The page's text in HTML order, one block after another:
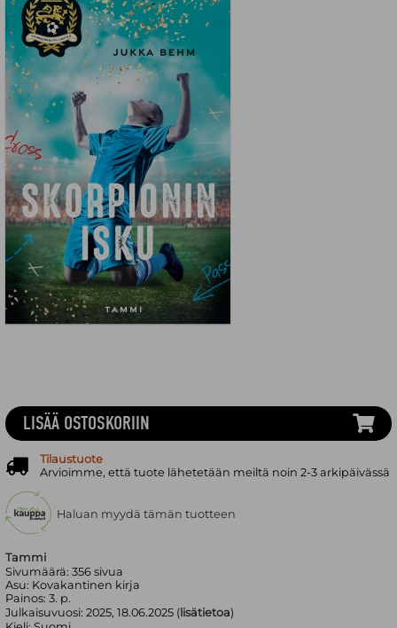
Tammi
Sivumäärä:356 sivua
Asu: Kovakantinen kirja
Painos:3. p.
Julkaisuvuosi:2025, 18.06.2025 ( lisätietoa)
LISÄÄ OSTOSKORIIN
Tilaustuote
Arvioimme, että tuote lähetetään meiltä noin 2-3 arkipäivässä
Haluan myydä tämän tuotteen